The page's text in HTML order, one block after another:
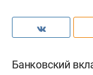
Банковский